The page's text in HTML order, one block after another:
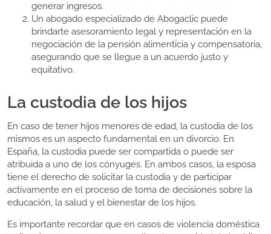
generar ingresos.
Un abogado especializado de Abogaclic puede
brindarte asesoramiento legal y representación en la
negociación de la pensión alimenticia y compensatoria,
asegurando que se llegue a un acuerdo justo y
equitativo.
La custodia de los hijos
En caso de tener hijos menores de edad, la custodia de los
mismos es un aspecto fundamental en un divorcio. En
España, la custodia puede ser compartida o puede ser
atribuida a uno de los cónyuges. En ambos casos, la esposa
tiene el derecho de solicitar la custodia y de participar
activamente en el proceso de toma de decisiones sobre la
educación, la salud y el bienestar de los hijos.
Es importante recordar que en casos de violencia doméstica